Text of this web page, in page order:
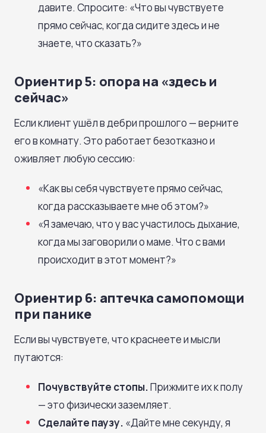
давите. Спросите: «Что вы чувствуете
прямо сейчас, когда сидите здесь и не
знаете, что сказать?»
Ориентир 5: опора на «здесь и
сейчас»
Если клиент ушёл в дебри прошлого — верните
его в комнату. Это работает безотказно и
оживляет любую сессию:
«Как вы себя чувствуете прямо сейчас,
когда рассказываете мне об этом?»
«Я замечаю, что у вас участилось дыхание,
когда мы заговорили о маме. Что с вами
происходит в этот момент?»
Ориентир 6: аптечка самопомощи
при панике
Если вы чувствуете, что краснеете и мысли
путаются:
Почувствуйте стопы.Прижмите их к полу
— это физически заземляет.
Сделайте паузу. «Дайте мне секунду, я